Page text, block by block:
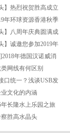
】热烈祝贺胜高成立
匠心筑梦”庆典活动
年环球资源香港秋季
】八周年庆典圆满成
】诚邀您参加2019年
sources）香港电子
年德国汉诺威消
完美收官
网线有何区别
科普篇）
口统一？浅谈USB发
文化的内涵
长隆水上乐园之旅
胜高水晶头